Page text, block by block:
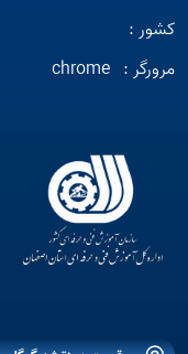
کشور :
مرورگر : chrome